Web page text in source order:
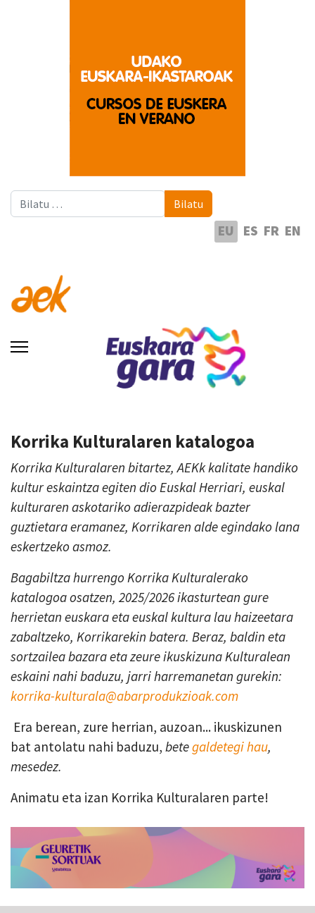
Bilatu Bilatu
EU ES FR EN
Korrika Kulturalaren katalogoa
Korrika Kulturalaren bitartez, AEKk kalitate handiko
kultur eskaintza egiten dio Euskal Herriari, euskal
kulturaren askotariko adierazpideak bazter
guztietara eramanez, Korrikaren alde egindako lana
eskertzeko asmoz.
Bagabiltza hurrengo Korrika Kulturalerako
katalogoa osatzen, 2025/2026 ikasturtean gure
herrietan euskara eta euskal kultura lau haizeetara
zabaltzeko, Korrikarekin batera. Beraz, baldin eta
sortzailea bazara eta zeure ikuskizuna Kulturalean
eskaini nahi baduzu, jarri harremanetan gurekin:
korrika-kulturala@abarprodukzioak.com
Era berean, zure herrian, auzoan... ikuskizunen
bat antolatu nahi baduzu, betegaldetegi hau,
mesedez.
Animatu eta izan Korrika Kulturalaren parte!